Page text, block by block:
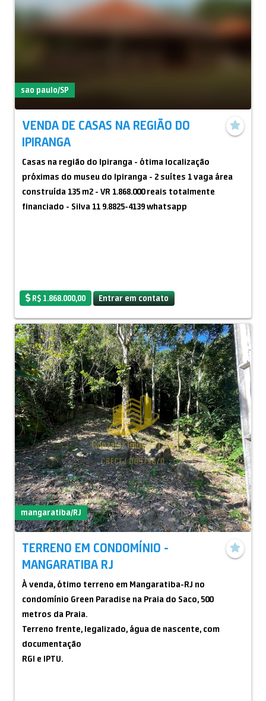
sao paulo/SP
VENDA DE CASAS NA REGIÃO DO
IPIRANGA
Casas na região do Ipiranga - ótima localização
próximas do museu do Ipiranga - 2 suítes 1 vaga área
construída 135 m2 - VR 1.868.000 reais totalmente
financiado - Silva 11 9.8825-4139 whatsapp
R$ 1.868.000,00 Entrar em contato
mangaratiba/RJ
TERRENO EM CONDOMÍNIO -
MANGARATIBA RJ
À venda, ótimo terreno em Mangaratiba-RJ no
condomínio Green Paradise na Praia do Saco, 500
metros da Praia.
Terreno frente, legalizado, água de nascente, com
documentação
RGI e IPTU.